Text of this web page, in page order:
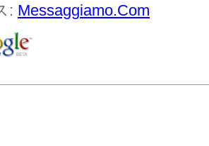
: Messaggiamo.Com